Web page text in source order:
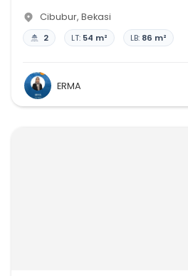
Cibubur, Bekasi
2 LT: 54 m² LB: 86 m²
ERMA